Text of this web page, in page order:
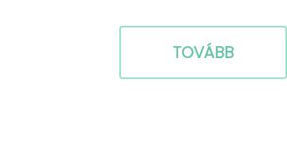
TOVÁBB